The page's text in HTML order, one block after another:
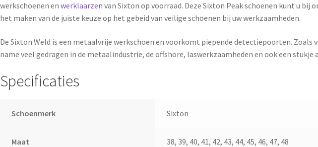
werkschoenen en werklaarzen van Sixton op voorraad. Deze Sixton Peak schoenen kunt u bij
het maken van de juiste keuze op het gebeid van veilige schoenen bij uw werkzaamheden.
De Sixton Weld is een metaalvrije werkschoen en voorkomt piepende detectiepoorten. Zoals
name veel gedragen in de metaalindustrie, de offshore, laswerkzaamheden en ook een
Specificaties
Schoenmerk Sixton
Maat 38, 39, 40, 41, 42, 43, 44, 45, 46, 47, 48